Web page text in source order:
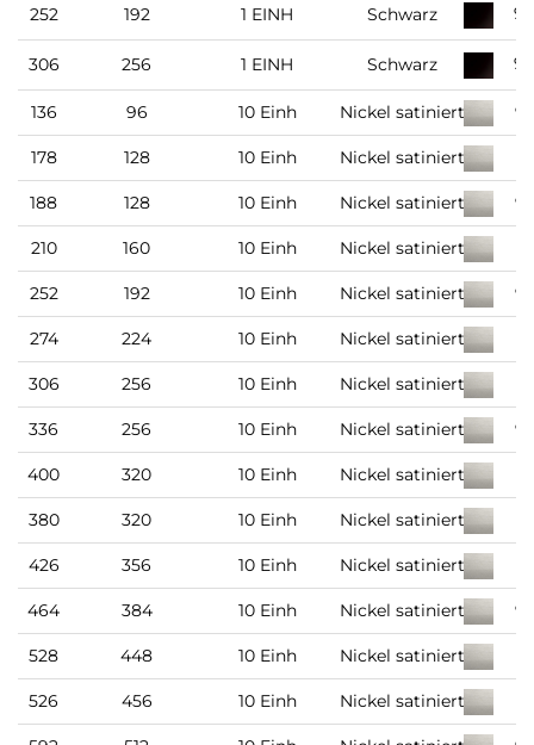
252 192 1 EINH Schwarz
306 256 1 EINH Schwarz
136 96 10 Einh Nickel satiniert
178 128 10 Einh Nickel satiniert
188 128 10 Einh Nickel satiniert
210 160 10 Einh Nickel satiniert
252 192 10 Einh Nickel satiniert
274 224 10 Einh Nickel satiniert
306 256 10 Einh Nickel satiniert
336 256 10 Einh Nickel satiniert
400 320 10 Einh Nickel satiniert
380 320 10 Einh Nickel satiniert
426 356 10 Einh Nickel satiniert
464 384 10 Einh Nickel satiniert
528 448 10 Einh Nickel satiniert
526 456 10 Einh Nickel satiniert